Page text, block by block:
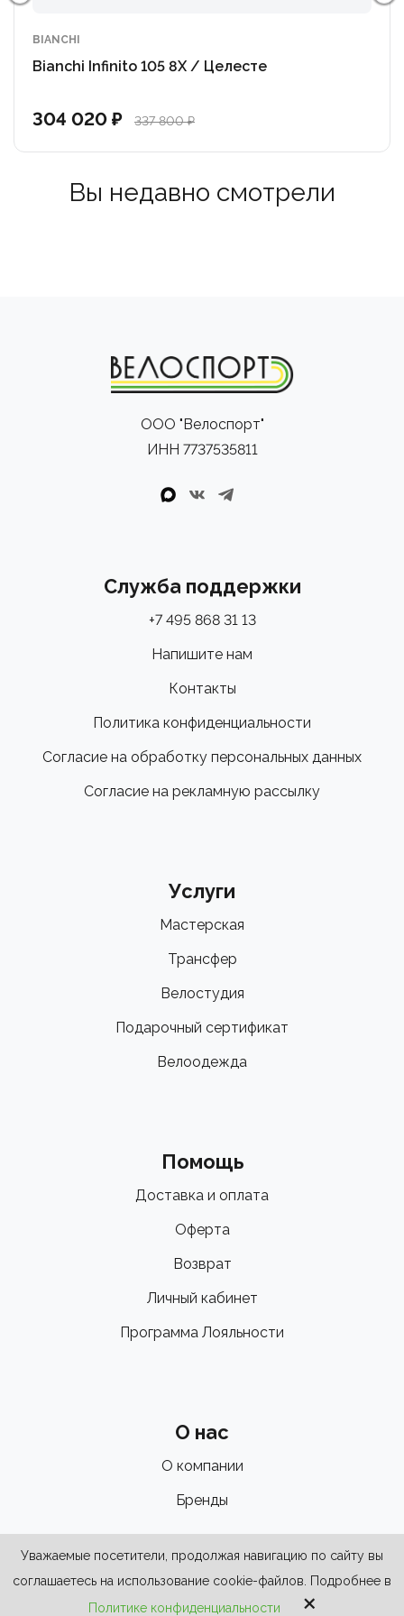
• Седло: Selle Italia SLR Boost
BIANCHI
Bianchi Infinito 105 8X / Целесте
304 020 ₽ 337 800 ₽
Вы недавно смотрели
ООО "Велоспорт"
ИНН 7737535811
Служба поддержки
+7 495 868 31 13
Напишите нам
Контакты
Политика конфиденциальности
Согласие на обработку персональных данных
Согласие на рекламную рассылку
Услуги
Мастерская
Трансфер
Велостудия
Подарочный сертификат
Велоодежда
Помощь
Доставка и оплата
Оферта
Возврат
Личный кабинет
Программа Лояльности
О нас
О компании
Бренды
Уважаемые посетители, продолжая навигацию по сайту вы
соглашаетесь на использование cookie-файлов. Подробнее в
Политике конфиденциальности
×